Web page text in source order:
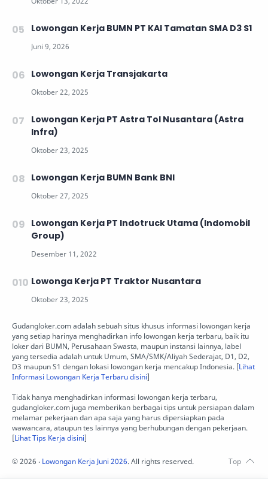
Lowongan Kerja BUMN PT KAI Tamatan SMA D3 S1
Lowongan Kerja Transjakarta
Lowongan Kerja PT Astra Tol Nusantara (Astra
Infra)
Lowongan Kerja BUMN Bank BNI
Lowongan Kerja PT Indotruck Utama (Indomobil
Group)
Lowonga Kerja PT Traktor Nusantara
Gudangloker.com adalah sebuah situs khusus informasi lowongan kerja
yang setiap harinya menghadirkan info lowongan kerja terbaru, baik itu
loker dari BUMN, Perusahaan Swasta, maupun instansi lainnya, label
yang tersedia adalah untuk Umum, SMA/SMK/Aliyah Sederajat, D1, D2,
D3 maupun S1 dengan lokasi lowongan kerja mencakup Indonesia. [Lihat
Informasi Lowongan Kerja Terbaru disini]
Tidak hanya menghadirkan informasi lowongan kerja terbaru,
gudangloker.com juga memberikan berbagai tips untuk persiapan dalam
melamar pekerjaan dan apa saja yang harus dipersiapkan pada
wawancara, ataupun tes lainnya yang berhubungan dengan pekerjaan.
[Lihat Tips Kerja disini]
©2026 ‧ Lowongan Kerja Juni 2026. All rights reserved.